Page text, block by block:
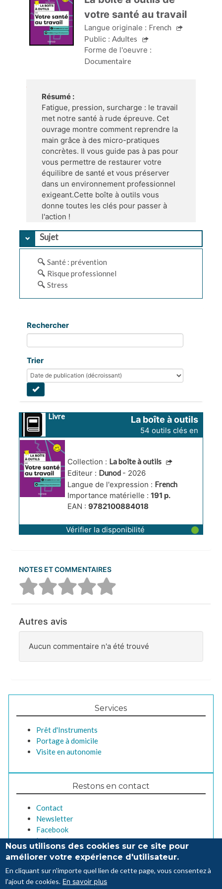
votre santé au travail
Langue originale : French
Public : Adultes
Forme de l'oeuvre :
Documentaire
Résumé :
Fatigue, pression, surcharge : le travail
met notre santé à rude épreuve. Cet
ouvrage montre comment reprendre la
main grâce à des micro-pratiques
concrètes. Il vous guide pas à pas pour
vous permettre de restaurer votre
équilibre de santé et vous préserver
dans un environnement professionnel
exigeant.Cette boîte à outils vous
donne toutes les clés pour passer à
l'action !
Sujet
Santé : prévention
Risque professionnel
Stress
Rechercher
Trier
Livre
La boîte à outils
de votre santé
54 outils clés en
Collection : La boîte à outils
Editeur : Dunod - 2026
Langue de l'expression : French
Importance matérielle : 191 p.
EAN : 9782100884018
Vérifier la disponibilité
NOTES ET COMMENTAIRES
Autres avis
Aucun commentaire n'a été trouvé
Services
Prêt d'Instruments
Portage à domicile
Visite en autonomie
Restons en contact
Contact
Newsletter
Facebook
Instagram
PiedCrédits Contact
Nous utilisons des cookies sur ce site pour
améliorer votre expérience d'utilisateur.
En cliquant sur n'importe quel lien de cette page, vous consentez à
l'ajout de cookies. En savoir plus